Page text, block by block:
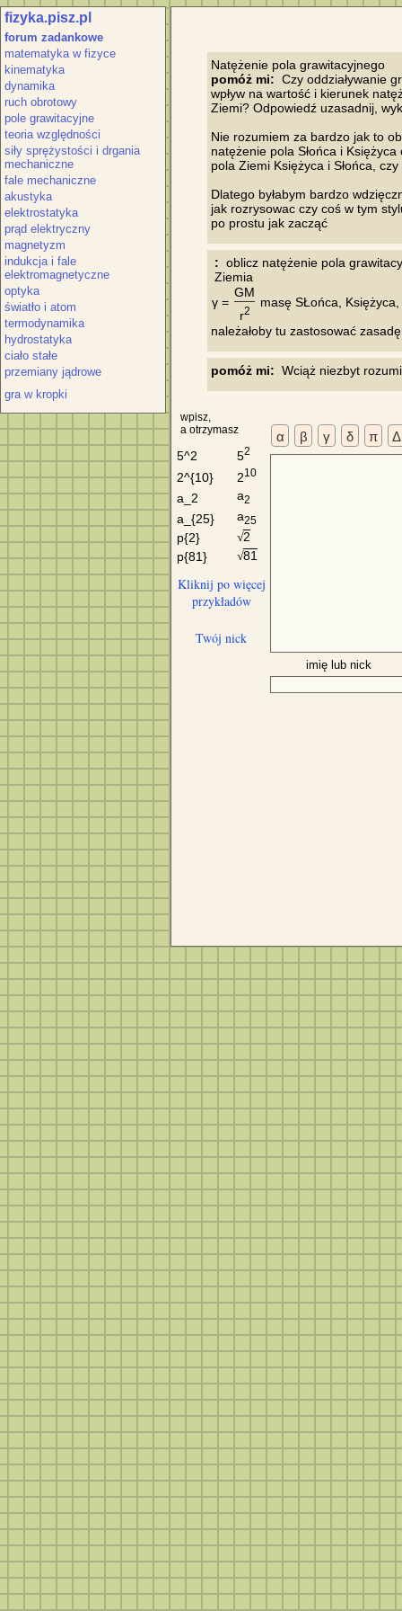
fizyka.pisz.pl
forum zadankowe
matematyka w fizyce
kinematyka
dynamika
ruch obrotowy
pole grawitacyjne
teoria względności
siły sprężystości i drgania
mechaniczne
fale mechaniczne
akustyka
elektrostatyka
prąd elektryczny
magnetyzm
indukcja i fale
elektromagnetyczne
optyka
światło i atom
termodynamika
hydrostatyka
ciało stałe
przemiany jądrowe
gra w kropki
pomóż mi:
Czy oddziaływanie
wpływ na wartość i kierunek
Ziemi? Odpowiedź uzasadnij,
Nie rozumiem za bardzo jak to
natężenie pola Słońca i
pola Ziemi Księżyca i Słońca,
Dlatego byłabym bardzo
jak rozrysowac czy coś w tym
:
oblicz natężenie pola
GM
γ =
masę SŁońca,
r2
pomóż mi:
α β γ δ π Δ
imię lub nick
wpisz,
a otrzymasz
5^2 52
2^{10} 210
a_2 a2
a_{25} a25
p{2} √2
p{81}
√81
Kliknij po więcej
przykładów
Twój nick